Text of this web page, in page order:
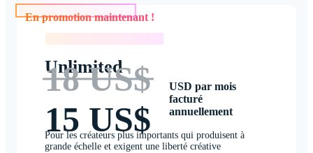
En promotion maintenant !
Unlimited
18 US$
15 US$
USD par mois
facturé
annuellement
Pour les créateurs plus importants qui produisent à
grande échelle et exigent une liberté créative